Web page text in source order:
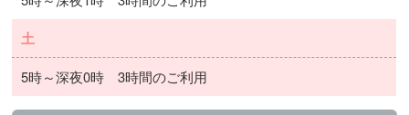
土
5時～深夜0時 3時間のご利用